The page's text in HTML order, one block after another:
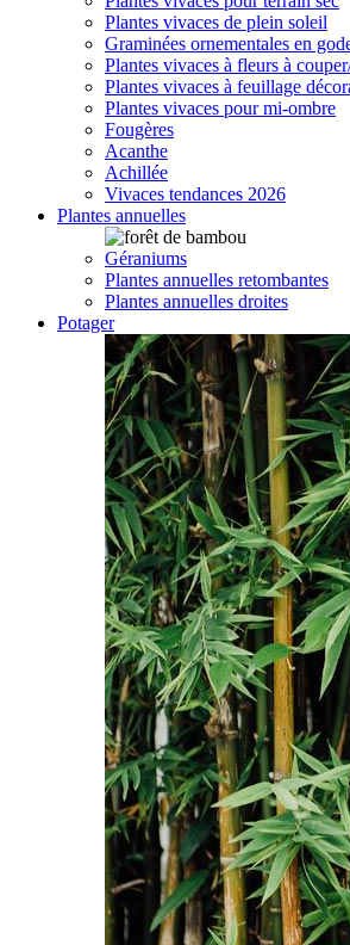
Plantes vivaces de plein soleil
Graminées ornementales en
Plantes vivaces à fleurs à
Plantes vivaces à feuillage
Plantes vivaces pour mi-ombre
Fougères
Acanthe
Achillée
Vivaces tendances 2026
Plantes annuelles
Géraniums
Plantes annuelles retombantes
Plantes annuelles droites
Potager